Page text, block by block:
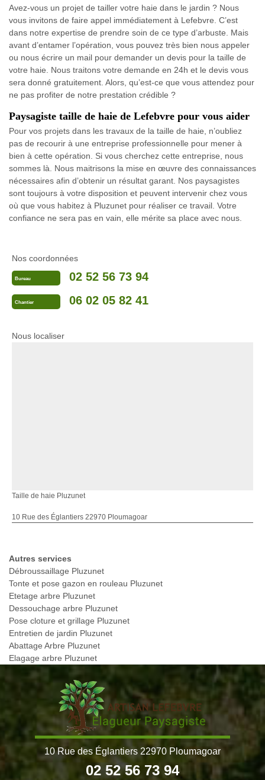
Avez-vous un projet de tailler votre haie dans le jardin ? Nous
vous invitons de faire appel immédiatement à Lefebvre. C’est
dans notre expertise de prendre soin de ce type d’arbuste. Mais
avant d’entamer l’opération, vous pouvez très bien nous appeler
ou nous écrire un mail pour demander un devis pour la taille de
votre haie. Nous traitons votre demande en 24h et le devis vous
sera donné gratuitement. Alors, qu’est-ce que vous attendez pour
ne pas profiter de notre prestation crédible ?
Paysagiste taille de haie de Lefebvre pour vous aider
Pour vos projets dans les travaux de la taille de haie, n’oubliez
pas de recourir à une entreprise professionnelle pour mener à
bien à cette opération. Si vous cherchez cette entreprise, nous
sommes là. Nous maitrisons la mise en œuvre des connaissances
nécessaires afin d’obtenir un résultat garant. Nos paysagistes
sont toujours à votre disposition et peuvent intervenir chez vous
où que vous habitez à Pluzunet pour réaliser ce travail. Votre
confiance ne sera pas en vain, elle mérite sa place avec nous.
Nos coordonnées
Bureau 02 52 56 73 94
Chantier 06 02 05 82 41
Nous localiser
Taille de haie Pluzunet
10 Rue des Églantiers 22970 Ploumagoar
Autres services
Débroussaillage Pluzunet
Tonte et pose gazon en rouleau Pluzunet
Etetage arbre Pluzunet
Dessouchage arbre Pluzunet
Pose cloture et grillage Pluzunet
Entretien de jardin Pluzunet
Abattage Arbre Pluzunet
Elagage arbre Pluzunet
10 Rue des Églantiers 22970 Ploumagoar
02 52 56 73 94